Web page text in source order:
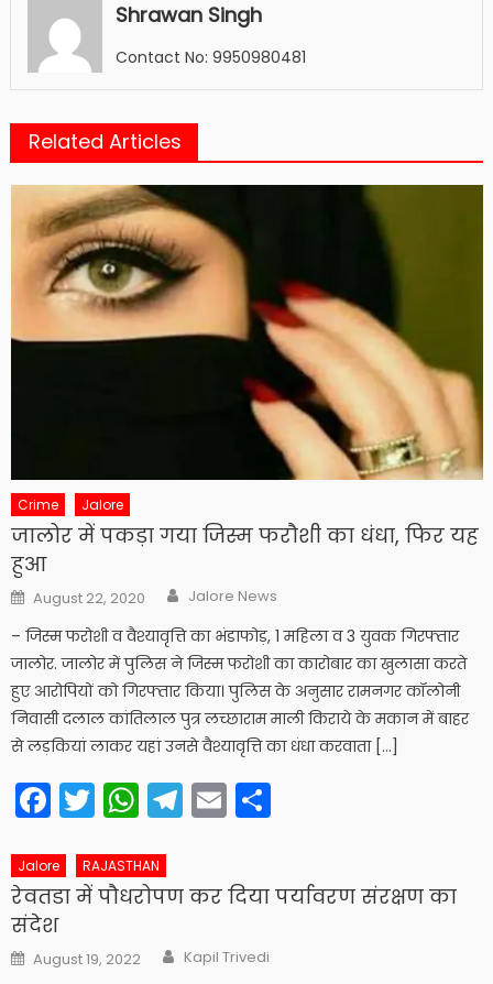
Shrawan Singh
Contact No: 9950980481
Related Articles
Crime Jalore
जालोर में पकड़ा गया जिस्म फरौशी का धंधा, फिर यह
हुआ
Posted
on
August 22, 2020 Author
Jalore News
– जिस्म फरोशी व वैश्यावृत्ति का भंडाफोड़, 1 महिला व 3 युवक गिरफ्तार
जालोर. जालोर में पुलिस ने जिस्म फरोशी का कारोबार का खुलासा करते
हुए आरोपियों को गिरफ्तार किया। पुलिस के अनुसार रामनगर कॉलोनी
निवासी दलाल कांतिलाल पुत्र लच्छाराम माली किराये के मकान में बाहर
से लड़कियां लाकर यहां उनसे वैश्यावृत्ति का धंधा करवाता […]
Facebook
Twitter
WhatsApp
Telegram
Email
Jalore RAJASTHAN
रेवतडा में पौधरोपण कर दिया पर्यावरण संरक्षण का
संदेश
Posted
on
August 19, 2022 Author
Kapil Trivedi